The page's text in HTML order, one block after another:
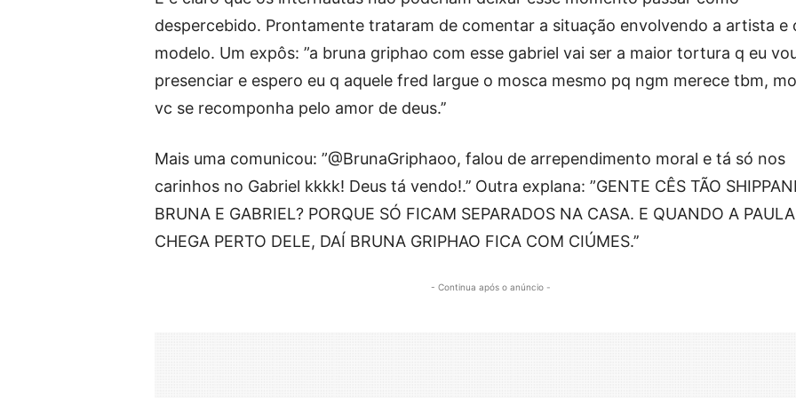
despercebido. Prontamente trataram de comentar a situação envolvendo a artista e
modelo. Um expôs: ”a bruna griphao com esse gabriel vai ser a maior tortura q eu
presenciar e espero eu q aquele fred largue o mosca mesmo pq ngm merece tbm,
vc se recomponha pelo amor de deus.’’
Mais uma comunicou: ”@BrunaGriphaoo, falou de arrependimento moral e tá só nos
carinhos no Gabriel kkkk! Deus tá vendo!.’’ Outra explana: ”GENTE CÊS TÃO
BRUNA E GABRIEL? PORQUE SÓ FICAM SEPARADOS NA CASA. E QUANDO A PAULA
CHEGA PERTO DELE, DAÍ BRUNA GRIPHAO FICA COM CIÚMES.’’
- Continua após o anúncio -